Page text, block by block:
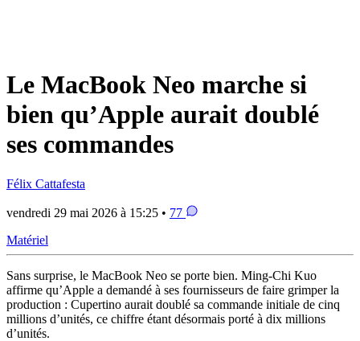
Le MacBook Neo marche si
bien qu’Apple aurait doublé
ses commandes
Félix Cattafesta
vendredi 29 mai 2026 à 15:25 • 77
Matériel
Sans surprise, le MacBook Neo se porte bien. Ming-Chi Kuo
affirme qu’Apple a demandé à ses fournisseurs de faire grimper la
production : Cupertino aurait doublé sa commande initiale de cinq
millions d’unités, ce chiffre étant désormais porté à dix millions
d’unités.